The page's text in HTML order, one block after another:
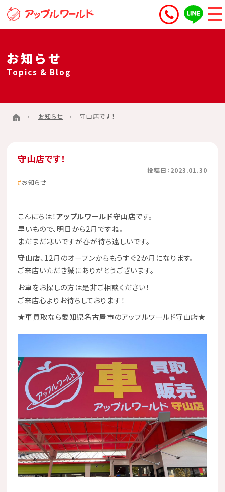
お知らせ
Topics & Blog
お知らせ 守山店です！
守山店です！
投稿日：2023.01.30
お知らせ
こんにちは！アップルワールド守山店です。
早いもので、明日から2月ですね。
まだまだ寒いですが春が待ち遠しいです。
守山店、12月のオープンからもうすぐ2か月になります。
ご来店いただき誠にありがとうございます。
お車をお探しの方は是非ご相談ください！
ご来店心よりお待ちしております！
★車買取なら愛知県名古屋市のアップルワールド守山店★